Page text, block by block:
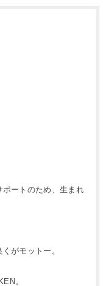
ートのため、生まれ
がモットー。
。